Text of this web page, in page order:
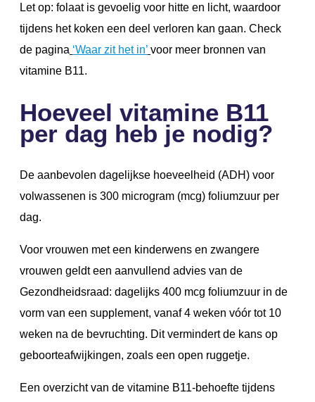
Let op: folaat is gevoelig voor hitte en licht, waardoor
tijdens het koken een deel verloren kan gaan. Check
de pagina ‘Waar zit het in’ voor meer bronnen van
vitamine B11.
Hoeveel vitamine B11
per dag heb je nodig?
De aanbevolen dagelijkse hoeveelheid (ADH) voor
volwassenen is 300 microgram (mcg) foliumzuur per
dag.
Voor vrouwen met een kinderwens en zwangere
vrouwen geldt een aanvullend advies van de
Gezondheidsraad: dagelijks 400 mcg foliumzuur in de
vorm van een supplement, vanaf 4 weken vóór tot 10
weken na de bevruchting. Dit vermindert de kans op
geboorteafwijkingen, zoals een open ruggetje.
Een overzicht van de vitamine B11-behoefte tijdens